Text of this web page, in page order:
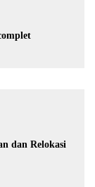
dan Relokasi